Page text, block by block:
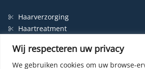
Wij respecteren uw privacy
We gebruiken cookies om uw browse-
Haarverzorging
Haartreatment
Styling
Shampoo